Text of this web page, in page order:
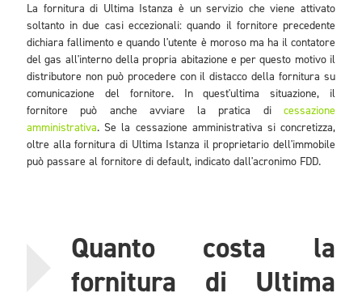
La fornitura di Ultima Istanza è un servizio che viene attivato
soltanto in due casi eccezionali: quando il fornitore precedente
dichiara fallimento e quando l'utente è moroso ma ha il contatore
del gas all'interno della propria abitazione e per questo motivo il
distributore non può procedere con il distacco della fornitura su
comunicazione del fornitore. In quest'ultima situazione, il
fornitore può anche avviare la pratica dicessazione
amministrativa. Se la cessazione amministrativa si concretizza,
oltre alla fornitura di Ultima Istanza il proprietario dell'immobile
può passare al fornitore di default, indicato dall'acronimo FDD.
Quanto costa la
fornitura di Ultima